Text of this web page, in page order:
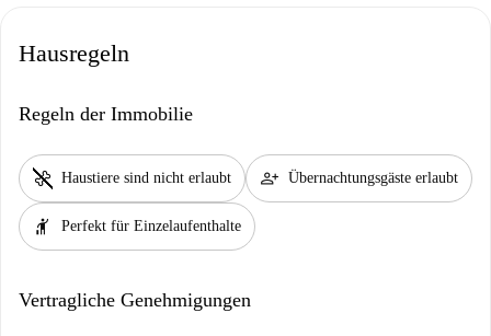
Hausregeln
Regeln der Immobilie
pet_supplies Haustiere sind nicht erlaubt person_add Übernachtungsgäste erlaubt
hail Perfekt für Einzelaufenthalte
Vertragliche Genehmigungen